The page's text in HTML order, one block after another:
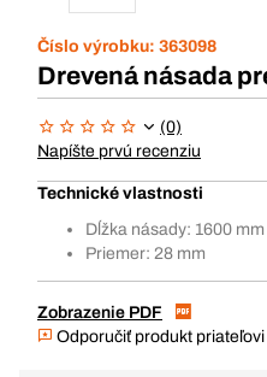
Číslo výrobku: 363098
Drevená násada
(0)
Napíšte prvú recenziu
Technické vlastnosti
Dĺžka násady: 1600 mm
Priemer: 28 mm
Zobrazenie PDF
Odporučiť produkt priateľovi